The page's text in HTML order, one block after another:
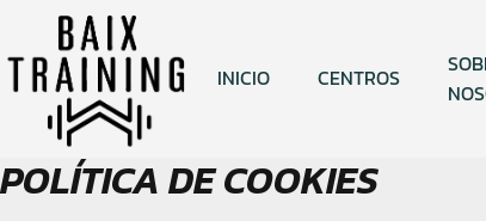
contenido
INICIO CENTROS
POLÍTICA DE COOKIES